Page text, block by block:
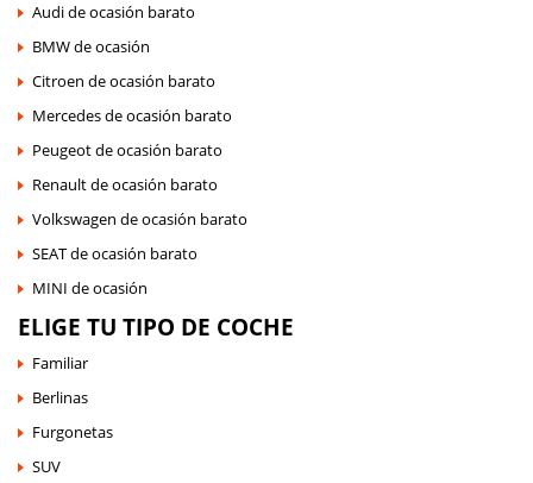
Audi de ocasión barato
BMW de ocasión
Citroen de ocasión barato
Mercedes de ocasión barato
Peugeot de ocasión barato
Renault de ocasión barato
Volkswagen de ocasión barato
SEAT de ocasión barato
MINI de ocasión
ELIGE TU TIPO DE COCHE
Familiar
Berlinas
Furgonetas
SUV